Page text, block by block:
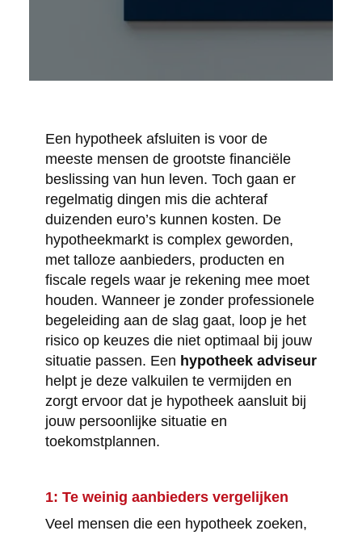
Een hypotheek afsluiten is voor de
meeste mensen de grootste financiële
beslissing van hun leven. Toch gaan er
regelmatig dingen mis die achteraf
duizenden euro’s kunnen kosten. De
hypotheekmarkt is complex geworden,
met talloze aanbieders, producten en
fiscale regels waar je rekening mee moet
houden. Wanneer je zonder professionele
begeleiding aan de slag gaat, loop je het
risico op keuzes die niet optimaal bij jouw
situatie passen. Een hypotheek adviseur
helpt je deze valkuilen te vermijden en
zorgt ervoor dat je hypotheek aansluit bij
jouw persoonlijke situatie en
toekomstplannen.
1: Te weinig aanbieders vergelijken
Veel mensen die een hypotheek zoeken,